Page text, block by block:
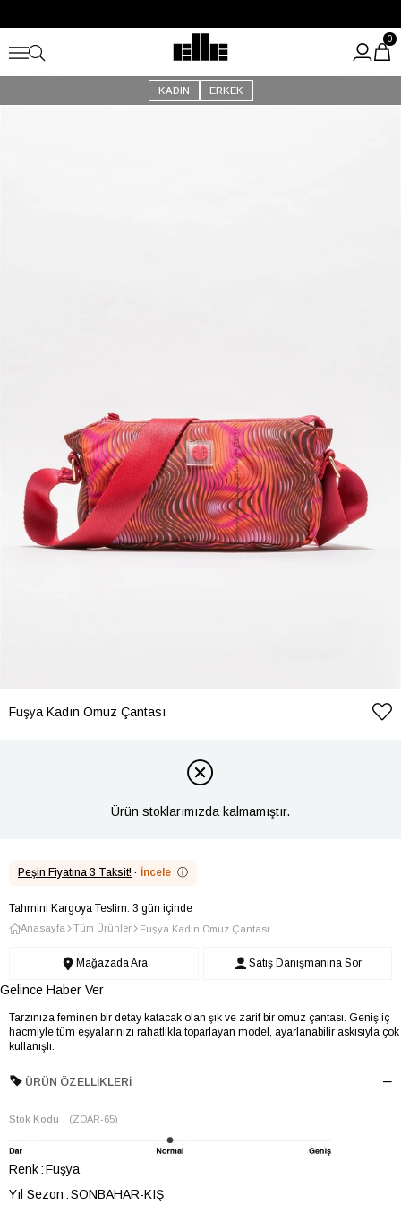
Kargo Ücretsiz!
KADIN ERKEK
0
Fuşya Kadın Omuz Çantası
Ürün stoklarımızda kalmamıştır.
Peşin Fiyatına 3 Taksit! · İncele ⓘ
Tahmini Kargoya Teslim: 3 gün içinde
Anasayfa Tüm Ürünler Fuşya Kadın Omuz Çantası
Mağazada Ara Satış Danışmanına Sor
Gelince Haber Ver
Tarzınıza feminen bir detay katacak olan şık ve zarif bir omuz çantası. Geniş iç
hacmiyle tüm eşyalarınızı rahatlıkla toparlayan model, ayarlanabilir askısıyla çok
kullanışlı.
ÜRÜN ÖZELLIKLERI
Stok Kodu (ZOAR-65)
Renk Fuşya
Yıl Sezon SONBAHAR-KIŞ